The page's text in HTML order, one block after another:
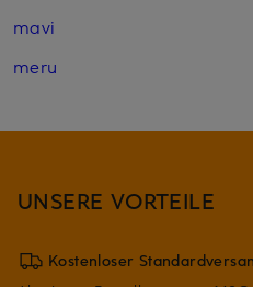
mavi
meru
UNSERE VORTEILE
Kostenloser